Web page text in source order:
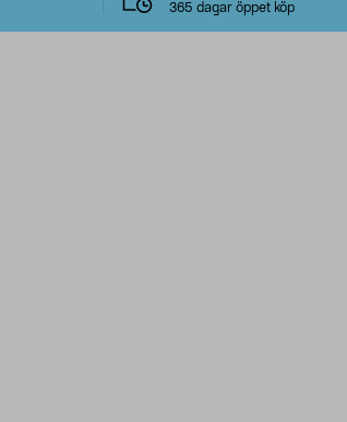
365 dagar öppet köp